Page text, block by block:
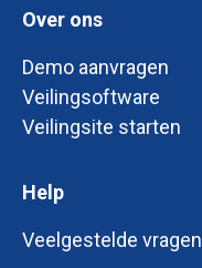
Over ons
Demo aanvragen
Veilingsoftware
Veilingsite starten
Help
Veelgestelde vragen